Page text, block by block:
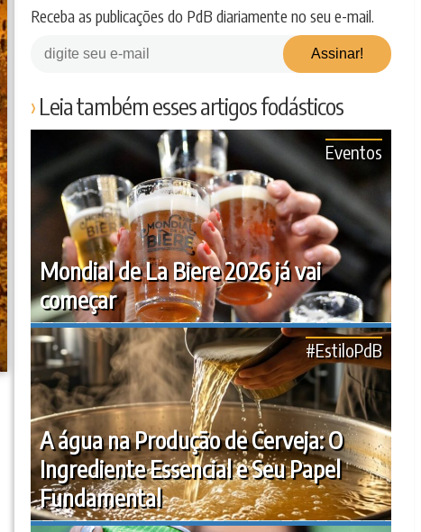
Receba as publicações do PdB diariamente no seu e-mail.
Leia também esses artigos fodásticos
Mondial de La Biere 2026 já vai
começar
Eventos
A água na Produção de Cerveja: O
Ingrediente Essencial e Seu Papel
Fundamental
#EstiloPdB